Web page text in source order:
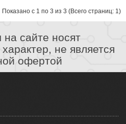
Показано с 1 по 3 из 3 (Всего страниц: 1)
сайте носят
не является
офертой